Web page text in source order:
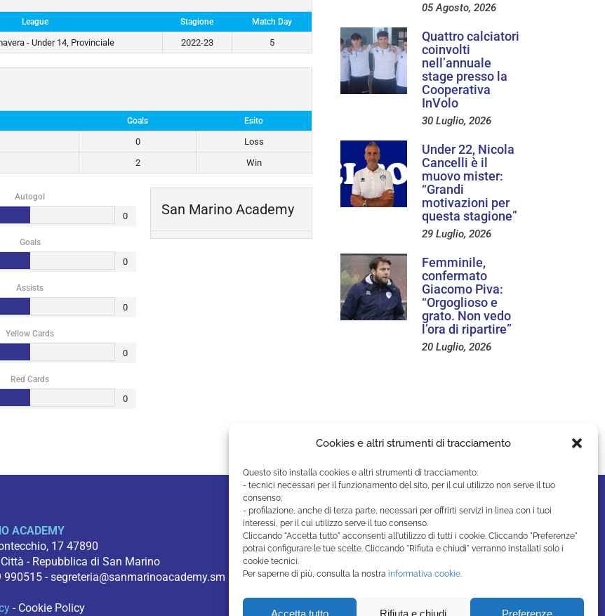
Cookies e altri strumenti di tracciamento
Questo sito installa cookies e altri strumenti di tracciamento:
- tecnici necessari per il funzionamento del sito, per il cui utilizzo non serve il tuo
consenso;
- profilazione, anche di terza parte, necessari per offrirti servizi in linea con i tuoi
interessi, per il cui utilizzo serve il tuo consenso.
Cliccando "Accetta tutto" acconsenti all'utilizzo di tutti i cookie. Cliccando "Preferenze"
potrai configurare le tue scelte. Cliccando "Rifiuta e chiudi" verranno installati solo i
cookie tecnici.
Per saperne di più, consulta la nostra informativa cookie.
Accetta tutto Rifiuta e chiudi Preferenze
League Stagione Match Day
- Under 14, Provinciale 2022-23 5
Goals Esito
0
Loss
2 Win
San Marino Academy
Autogol
0
Goals
0
Assists
0
Yellow Cards
0
Red Cards
0
05 Agosto, 2026
Quattro calciatori
coinvolti
nell’annuale
stage presso la
Cooperativa
InVolo
30 Luglio, 2026
Under 22, Nicola
Cancelli è il
muovo mister:
“Grandi
motivazioni per
questa stagione”
29 Luglio, 2026
Femminile,
confermato
Giacomo Piva:
“Orgoglioso e
grato. Non vedo
l’ora di ripartire”
20 Luglio, 2026
ACADEMY
17 47890
- Repubblica di San Marino
990515 - segreteria@sanmarinoacademy.sm
- Cookie Policy